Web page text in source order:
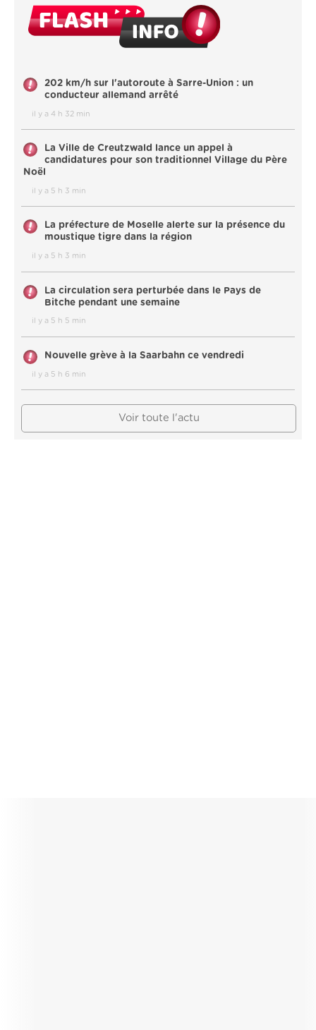
202 km/h sur l'autoroute à Sarre-Union : un
conducteur allemand arrêté
il y a 4 h 32 min
La Ville de Creutzwald lance un appel à
candidatures pour son traditionnel Village du Père
Noël
il y a 5 h 3 min
La préfecture de Moselle alerte sur la présence du
moustique tigre dans la région
il y a 5 h 3 min
La circulation sera perturbée dans le Pays de
Bitche pendant une semaine
il y a 5 h 5 min
Nouvelle grève à la Saarbahn ce vendredi
il y a 5 h 6 min
Voir toute l'actu